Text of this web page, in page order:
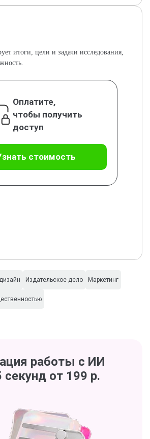
итоги, цели и задачи исследования,
Оплатите,
чтобы получить
доступ
стоимость
Издательское дело Маркетинг
работы с ИИ
секунд от 199 р.